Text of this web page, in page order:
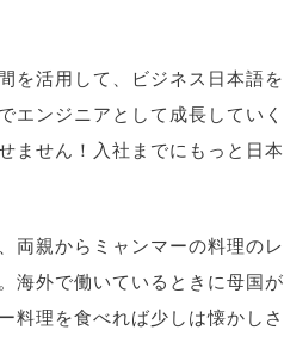
を活用して、ビジネス日本語を
エンジニアとして成長していく
ません！入社までにもっと日本
両親からミャンマーの料理のレ
海外で働いているときに母国が
料理を食べれば少しは懐かしさ